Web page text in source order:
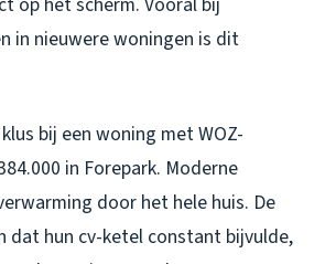
in nieuwere woningen is dit
bij een woning met WOZ-
in Forepark. Moderne
door het hele huis. De
dat hun cv-ketel constant bijvulde,